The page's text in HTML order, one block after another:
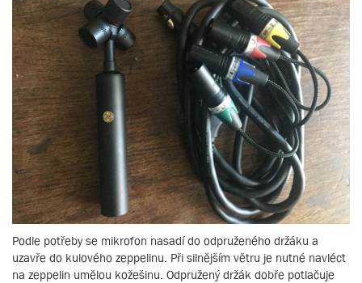
Podle potřeby se mikrofon nasadí do odpruženého držáku a
uzavře do kulového zeppelinu. Při silnějším větru je nutné navléct
na zeppelin umělou kožešinu. Odpružený držák dobře potlačuje